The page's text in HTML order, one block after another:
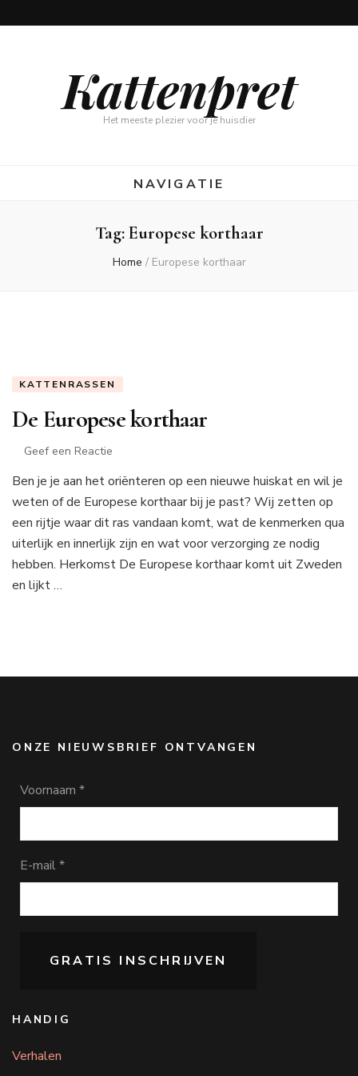
Kattenpret
Het meeste plezier voor je huisdier
NAVIGATIE
Tag:Europese korthaar
Home / Europese korthaar
KATTENRASSEN
De Europese korthaar
Geef een Reactie
Europese
korthaar
Ben je je aan het oriënteren op een nieuwe huiskat en wil je
weten of de Europese korthaar bij je past? Wij zetten op
een rijtje waar dit ras vandaan komt, wat de kenmerken qua
uiterlijk en innerlijk zijn en wat voor verzorging ze nodig
hebben. Herkomst De Europese korthaar komt uit Zweden
en lijkt …
ONZE NIEUWSBRIEF ONTVANGEN
Voornaam *
E-mail*
HANDIG
Verhalen